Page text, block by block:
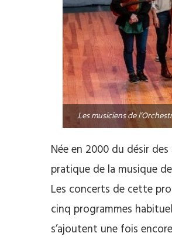
Les musiciens de
Née en 2000 du désir
pratique de la musique
Les concerts de cette
cinq programmes
s’ajoutent une fois